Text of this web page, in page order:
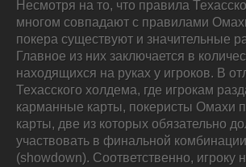
Несмотря на то, что правила
многом совпадают с правилами
покера существуют и значительные
Главное из них заключается в
находящихся на руках у игроков. В
Техасского холдема, где игрокам
карманные карты, покеристы Омахи
карты, две из которых обязательно
участвовать в финальной
(showdown). Соответственно, игроку